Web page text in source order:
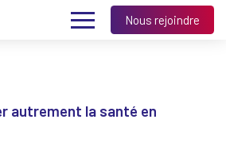
Nous rejoindre
autrement la santé en